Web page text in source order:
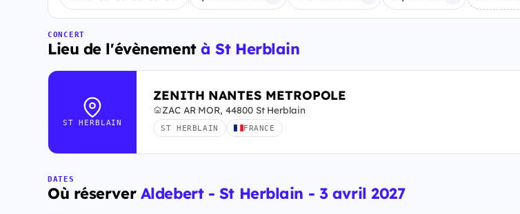
CONCERT
Lieu de l'évènementà St Herblain
ST HERBLAIN
ZENITH NANTES METROPOLE
ZAC AR MOR, 44800 St Herblain
ST HERBLAIN FRANCE
DATES
Où réserver Aldebert - St Herblain - 3 avril 2027